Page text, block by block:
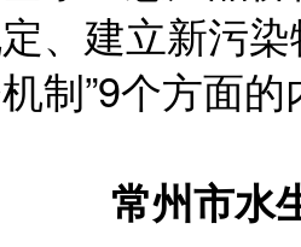
、建立新污
制”9个方面的
常州市水